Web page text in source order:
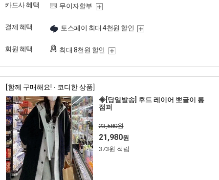
카드사 혜택 무이자할부
결제 혜택 토스페이 최대 4천원 할인
회원 혜택 최대 8천원 할인
[함께 구매해요! - 코디한 상품]
◈[당일발송] 후드 레이어 뽀글이 롱
점퍼
23,580원
21,980원
373원 적립